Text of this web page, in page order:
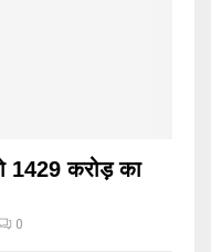
1429 करोड़ का
0